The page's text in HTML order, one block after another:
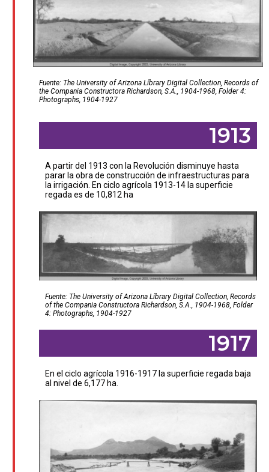
Fuente: The University of Arizona Líbrary Digital Collection, Records of
the Compania Constructora Richardson, S.A., 1904-1968, Folder 4:
Photographs, 1904-1927
1913
A partir del 1913 con la Revolución disminuye hasta
parar la obra de construcción de infraestructuras para
la irrigación. En ciclo agrícola 1913-14 la superficie
regada es de 10,812 ha
Fuente: The University of Arizona Líbrary Digital Collection, Records
of the Compania Constructora Richardson, S.A., 1904-1968, Folder
4: Photographs, 1904-1927
1917
En el ciclo agrícola 1916-1917 la superficie regada baja
al nivel de 6,177 ha.